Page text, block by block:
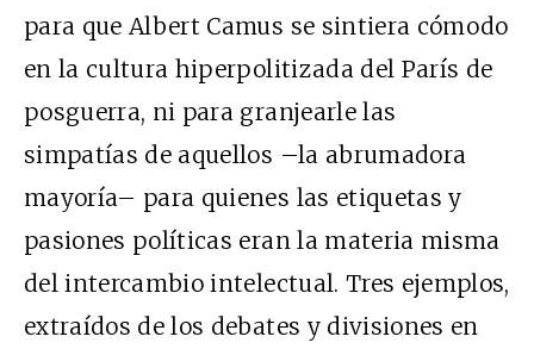
para que Albert Camus se sintiera cómodo
en la cultura hiperpolitizada del París de
posguerra, ni para granjearle las
simpatías de aquellos –la abrumadora
mayoría– para quienes las etiquetas y
pasiones políticas eran la materia misma
del intercambio intelectual. Tres ejemplos,
extraídos de los debates y divisiones en